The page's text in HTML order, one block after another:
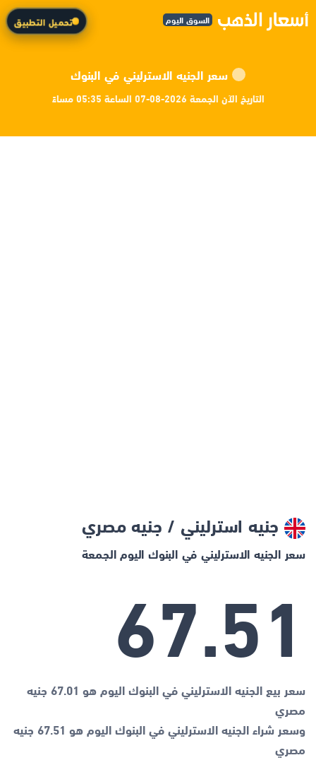
السوق اليوم تحميل التطبيق
سعر الجنيه الاسترليني في البنوك
التاريخ الآن الجمعة 2026-08-07 الساعة 05:35 مساءً
جنيه استرليني / جنيه مصري
سعر الجنيه الاسترليني في البنوك اليوم الجمعة
67.51
سعر بيع الجنيه الاسترليني في البنوك اليوم هو 67.01 جنيه
مصري
وسعر شراء الجنيه الاسترليني في البنوك اليوم هو 67.51 جنيه
مصري